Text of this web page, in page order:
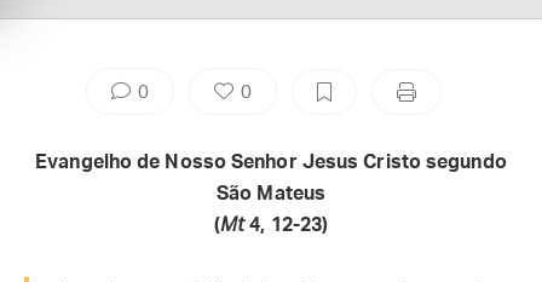
0 0
Evangelho de Nosso Senhor Jesus Cristo segundo
São Mateus
(Mt4, 12-23)